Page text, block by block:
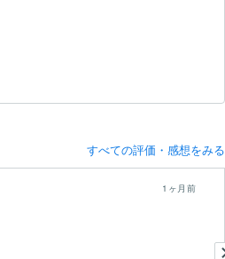
すべての評価・感想をみる
1ヶ月前